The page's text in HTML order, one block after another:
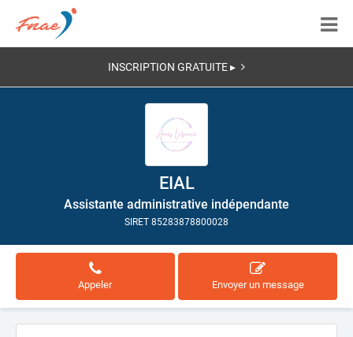
INSCRIPTION GRATUITE ▸
EIAL
Assistante administrative indépendante
SIRET 85283878800028
Appeler Envoyer un message